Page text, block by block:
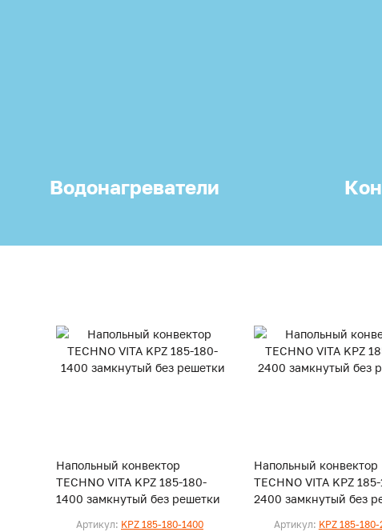
Водонагреватели
Напольный конвектор
TECHNO VITA KPZ 185-180-
1400 замкнутый без решетки
Артикул: KPZ 185-180-1400
Напольный конвектор
TECHNO VITA KPZ
2400 замкнутый без
Артикул: KPZ 185-